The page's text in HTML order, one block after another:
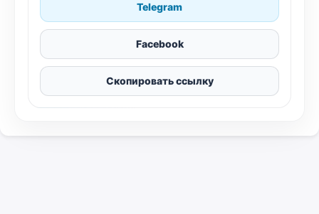
Telegram
Facebook
Скопировать ссылку